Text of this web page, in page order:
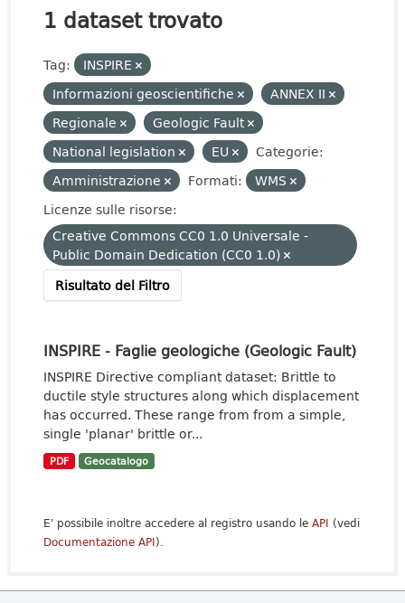
1 dataset trovato
Tag:
INSPIRE
Informazioni geoscientifiche
ANNEX II
Regionale
Geologic Fault
National legislation
EU
Categorie:
Amministrazione
Formati:
WMS
Licenze sulle risorse:
Creative Commons CC0 1.0 Universale -
Public Domain Dedication (CC0 1.0)
Risultato del Filtro
INSPIRE - Faglie geologiche (Geologic Fault)
INSPIRE Directive compliant dataset: Brittle to
ductile style structures along which displacement
has occurred. These range from from a simple,
single 'planar' brittle or...
PDF Geocatalogo
E' possibile inoltre accedere al registro usando le API (vedi
Documentazione API).